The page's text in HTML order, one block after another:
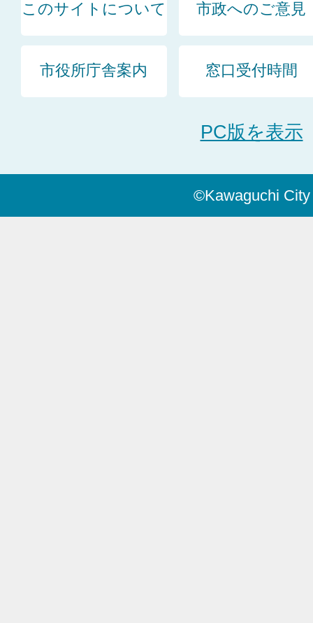
このサイトについて 市政へのご意見
市役所庁舎案内 窓口受付時間
PC版を表示
©Kawaguchi City